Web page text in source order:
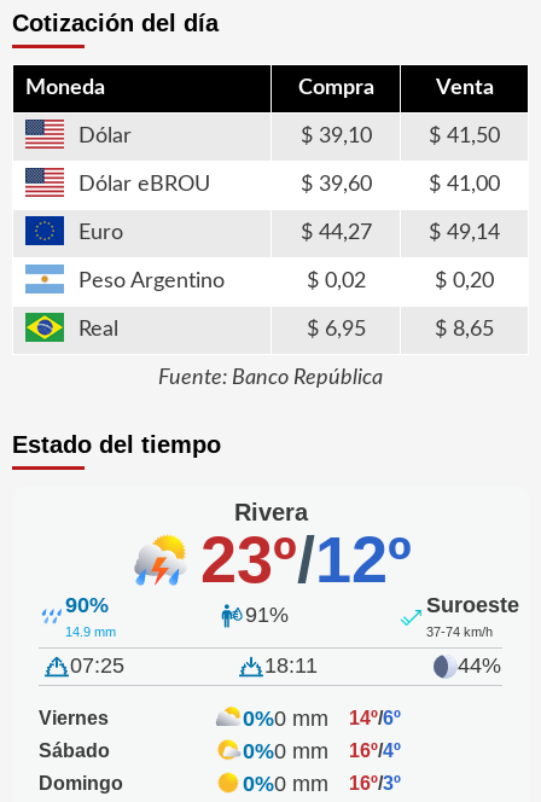
Cotización del día
Moneda Compra Venta
Dólar 39,10 41,50
Dólar eBROU 39,60 41,00
Euro 44,27 49,14
Peso Argentino 0,02 0,20
Real 6,95 8,65
Fuente: Banco República
Estado del tiempo
Rivera
23º/12º
90%
14.9 mm
91% Suroeste
37-74 km/h
07:25 18:11 44%
Viernes 0%0 mm 14º/6º
Sábado
0%0 mm 16º/4º
Domingo
0%0 mm 16º/3º